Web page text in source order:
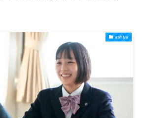
ashiya